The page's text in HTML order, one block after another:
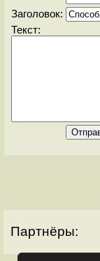
Заголовок:
Текст:
Партнёры: